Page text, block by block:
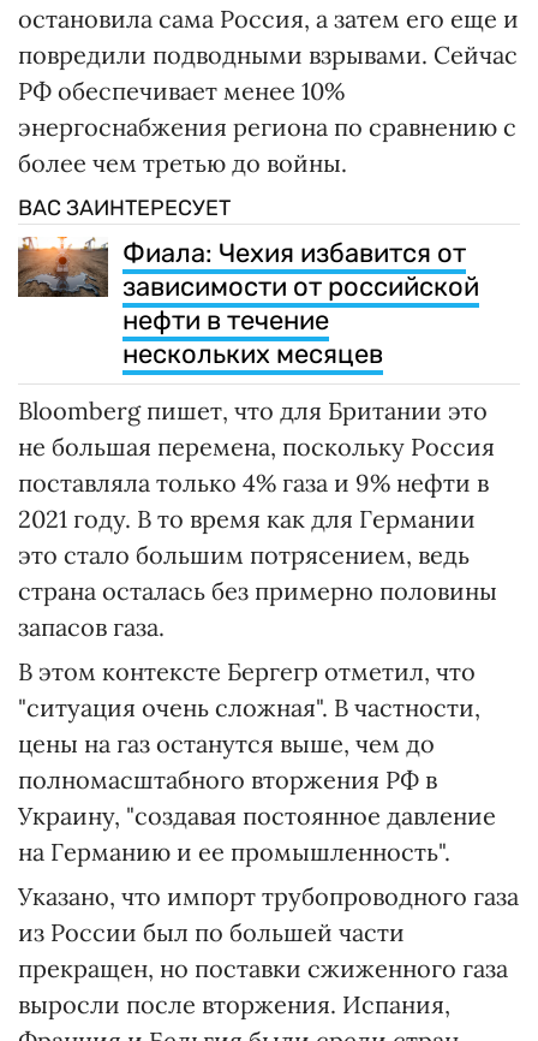
остановила сама Россия, а затем его еще и
повредили подводными взрывами. Сейчас
РФ обеспечивает менее 10%
энергоснабжения региона по сравнению с
более чем третью до войны.
ВАС ЗАИНТЕРЕСУЕТ
Фиала: Чехия избавится от
зависимости от российской
нефти в течение
нескольких месяцев
Bloomberg пишет, что для Британии это
не большая перемена, поскольку Россия
поставляла только 4% газа и 9% нефти в
2021 году. В то время как для Германии
это стало большим потрясением, ведь
страна осталась без примерно половины
запасов газа.
В этом контексте Бергегр отметил, что
"ситуация очень сложная". В частности,
цены на газ останутся выше, чем до
полномасштабного вторжения РФ в
Украину, "создавая постоянное давление
на Германию и ее промышленность".
Указано, что импорт трубопроводного газа
из России был по большей части
прекращен, но поставки сжиженного газа
выросли после вторжения. Испания,